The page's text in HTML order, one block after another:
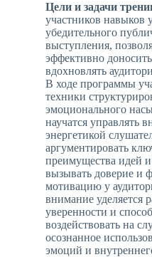
Цели и задачи
участников навыков
убедительного
выступления,
эффективно
вдохновлять
В ходе программы
техники
эмоционального
научатся управлять
энергетикой
аргументировать
преимущества идей
вызывать доверие и
мотивацию у
внимание уделяется
уверенности и
воздействовать на
осознанное
эмоций и